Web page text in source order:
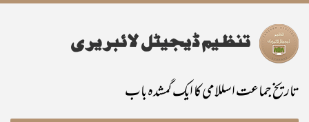
تاریخ جماعت اسللامی کا ایک گمشدہ باب